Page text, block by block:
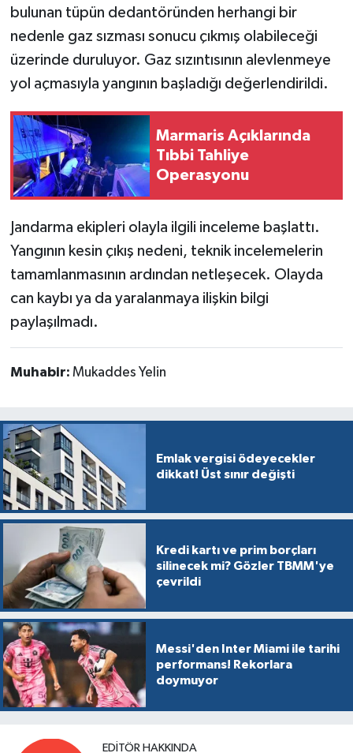
bulunan tüpün dedantöründen herhangi bir
nedenle gaz sızması sonucu çıkmış olabileceği
üzerinde duruluyor. Gaz sızıntısının alevlenmeye
yol açmasıyla yangının başladığı değerlendirildi.
Marmaris Açıklarında
Tıbbi Tahliye
Operasyonu
Jandarma ekipleri olayla ilgili inceleme başlattı.
Yangının kesin çıkış nedeni, teknik incelemelerin
tamamlanmasının ardından netleşecek. Olayda
can kaybı ya da yaralanmaya ilişkin bilgi
paylaşılmadı.
Muhabir: Mukaddes Yelin
Emlak vergisi ödeyecekler
dikkat! Üst sınır değişti
Kredi kartı ve prim borçları
silinecek mi? Gözler TBMM'ye
çevrildi
Messi'den Inter Miami ile tarihi
performans! Rekorlara
doymuyor
EDITÖR HAKKINDA